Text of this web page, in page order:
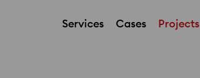
Services Cases Projects